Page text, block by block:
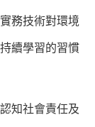
務技術對環境
續學習的習慣
知社會責任及